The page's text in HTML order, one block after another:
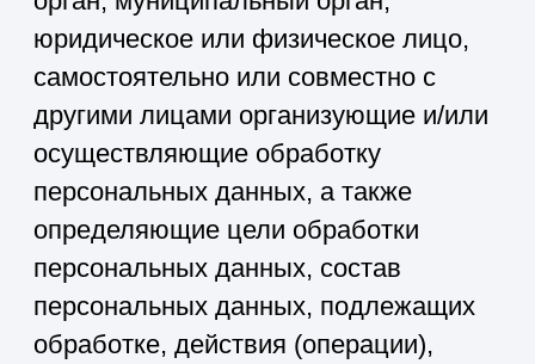
данных — действия, направленные
на раскрытие персональных данных
определенному лицу или
2.12. Распространение персональных
данных — любые действия,
персональных данных
неопределенному кругу лиц
(передача персональных данных) или
на ознакомление с персональными
данными неограниченного круга лиц,
в том числе обнародование